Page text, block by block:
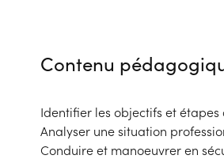
Contenu
Identifier les objectifs et
Analyser une situation
Conduire et manoeuvrer en